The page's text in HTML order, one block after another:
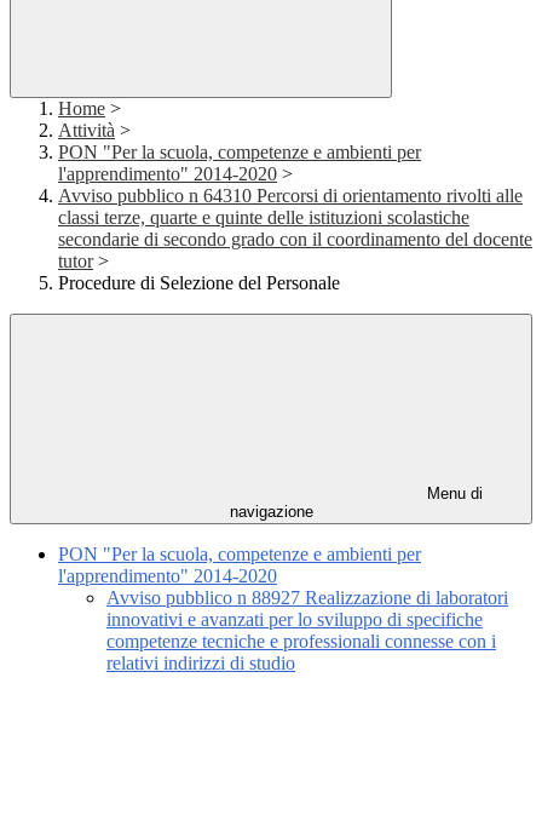
Home >
Attività >
PON "Per la scuola, competenze e ambienti per
l'apprendimento" 2014-2020 >
Avviso pubblico n 64310 Percorsi di orientamento rivolti alle
classi terze, quarte e quinte delle istituzioni scolastiche
secondarie di secondo grado con il coordinamento del docente
tutor >
Procedure di Selezione del Personale
Menu di
navigazione
PON "Per la scuola, competenze e ambienti per
l'apprendimento" 2014-2020
Avviso pubblico n 88927 Realizzazione di laboratori
innovativi e avanzati per lo sviluppo di specifiche
competenze tecniche e professionali connesse con i
relativi indirizzi di studio